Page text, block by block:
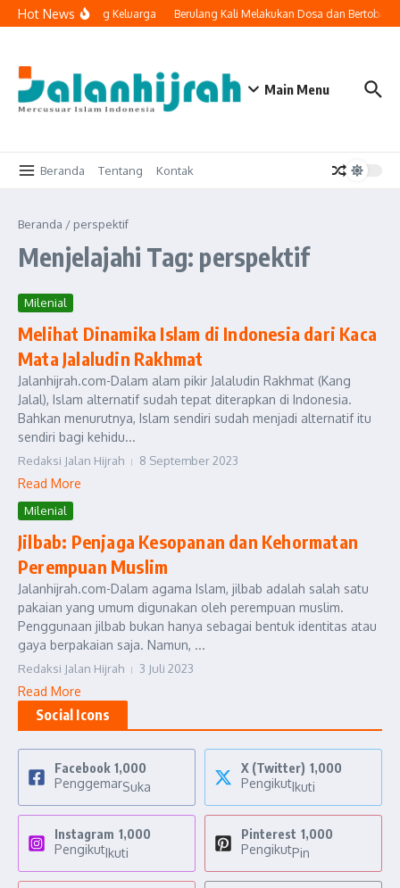
Lewati ke konten
Hot News
Masuk ke Ruang Keluarga Berulang Kali Melakukan Dosa dan Bertobat,
Main Menu
Beranda Tentang Kontak
Beranda / perspektif
Menjelajahi Tag: perspektif
Milenial
Melihat Dinamika Islam di Indonesia dari Kaca
Mata Jalaludin Rakhmat
Jalanhijrah.com-Dalam alam pikir Jalaludin Rakhmat (Kang
Jalal), Islam alternatif sudah tepat diterapkan di Indonesia.
Bahkan menurutnya, Islam sendiri sudah menjadi alternatif itu
sendiri bagi kehidu...
Redaksi Jalan Hijrah 8 September 2023
Read More
Milenial
Jilbab: Penjaga Kesopanan dan Kehormatan
Perempuan Muslim
Jalanhijrah.com-Dalam agama Islam, jilbab adalah salah satu
pakaian yang umum digunakan oleh perempuan muslim.
Penggunaan jilbab bukan hanya sebagai bentuk identitas atau
gaya berpakaian saja. Namun, ...
Redaksi Jalan Hijrah 3 Juli 2023
Read More
Social Icons
Facebook 1,000
PenggemarSuka
X (Twitter) 1,000
PengikutIkuti
Instagram 1,000
PengikutIkuti
Pinterest 1,000
PengikutPin